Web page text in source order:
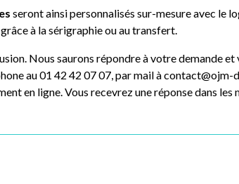
seront ainsi personnalisés sur-mesure avec le
grâce à la sérigraphie ou au transfert.
Nous saurons répondre à votre demande et
au 01 42 42 07 07, par mail à contact@ojm-
en ligne. Vous recevrez une réponse dans les